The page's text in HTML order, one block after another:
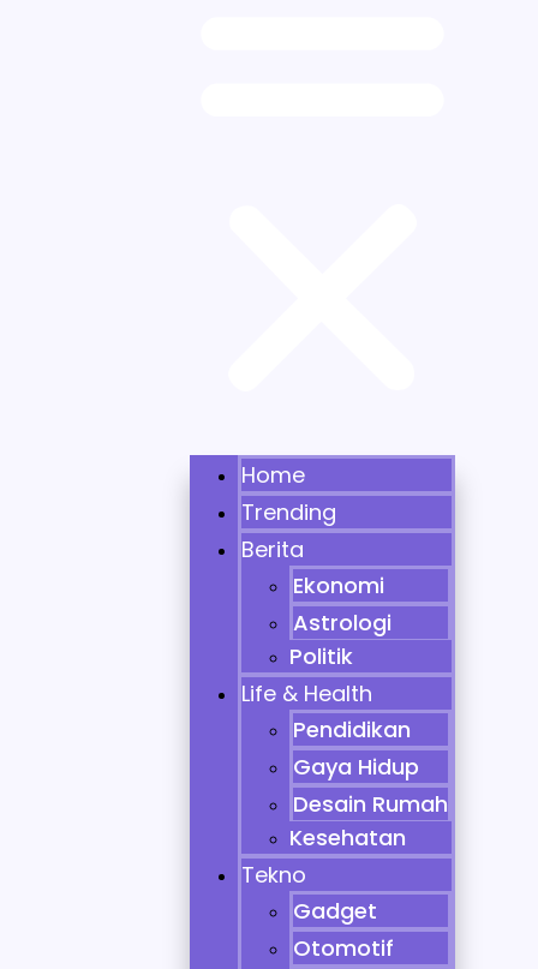
Home
Trending
Berita
Ekonomi
Astrologi
Politik
Life & Health
Pendidikan
Gaya Hidup
Desain Rumah
Kesehatan
Tekno
Gadget
Otomotif